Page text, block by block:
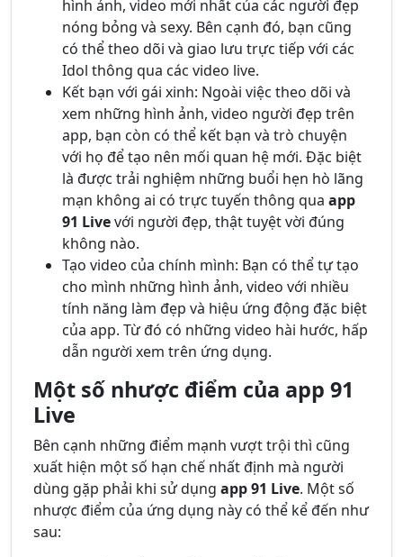
hình ảnh, video mới nhất của các người đẹp
nóng bỏng và sexy. Bên cạnh đó, bạn cũng
có thể theo dõi và giao lưu trực tiếp với các
Idol thông qua các video live.
Kết bạn với gái xinh: Ngoài việc theo dõi và
xem những hình ảnh, video người đẹp trên
app, bạn còn có thể kết bạn và trò chuyện
với họ để tạo nên mối quan hệ mới. Đặc biệt
là được trải nghiệm những buổi hẹn hò lãng
mạn không ai có trực tuyến thông qua app
91 Livevới người đẹp, thật tuyệt vời đúng
không nào.
Tạo video của chính mình: Bạn có thể tự tạo
cho mình những hình ảnh, video với nhiều
tính năng làm đẹp và hiệu ứng động đặc biệt
của app. Từ đó có những video hài hước, hấp
dẫn người xem trên ứng dụng.
Một số nhược điểm của app 91
Live
Bên cạnh những điểm mạnh vượt trội thì cũng
xuất hiện một số hạn chế nhất định mà người
dùng gặp phải khi sử dụng app 91 Live. Một số
nhược điểm của ứng dụng này có thể kể đến như
sau: